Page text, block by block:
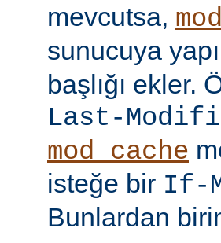
mevcutsa,
sunucuya
başlığı ekler.
Last-
mod_cache
isteğe bir If-
Bunlardan